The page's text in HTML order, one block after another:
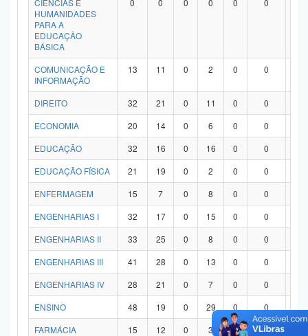
CIÊNCIAS E
HUMANIDADES
PARA A
EDUCAÇÃO
BÁSICA
0 0 0 0 0 0
COMUNICAÇÃO E
INFORMAÇÃO
13 11 0 2 0 0
DIREITO 32 21 0 11 0 0
ECONOMIA
20 14 0 6 0 0
EDUCAÇÃO
32 16 0 16 0 0
EDUCAÇÃO FÍSICA
21 19 0 2 0 0
ENFERMAGEM
15 7 0 8 0 0
ENGENHARIAS I
32 17 0 15 0 0
ENGENHARIAS II
33 25 0 8 0 0
ENGENHARIAS III
41 28 0 13 0 0
ENGENHARIAS IV
28 21 0 7 0 0
ENSINO
48 19 0 29 0 0
FARMÁCIA
15 12 0 3 0 0